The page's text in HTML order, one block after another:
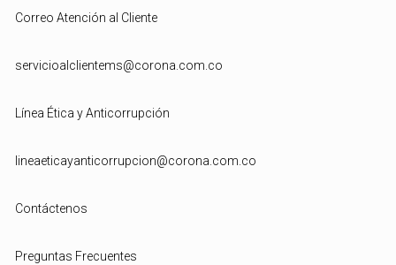
Correo Atención al Cliente
servicioalclientems@corona.com.co
Línea Ética y Anticorrupción
lineaeticayanticorrupcion@corona.com.co
Contáctenos
Preguntas Frecuentes